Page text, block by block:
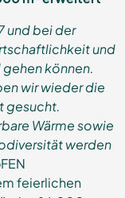
und bei der
und
können.
wir wieder die
gesucht.
Wärme sowie
werden
feierlichen